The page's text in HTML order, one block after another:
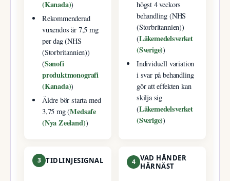
(Kanada))
Rekommenderad
vuxendos är 7,5 mg
per dag (NHS
(Storbritannien))
(Sanofi
produktmonografi
(Kanada))
Äldre bör starta med
3,75 mg (Medsafe
(Nya Zeeland))
högst 4 veckors
behandling (NHS
(Storbritannien))
(Läkemedelsverket
(Sverige))
Individuell variation
i svar på behandling
gör att effekten kan
skilja sig
(Läkemedelsverket
(Sverige))
3 TIDLINJESIGNAL 4 VAD HÄNDER
HÄRNÄST